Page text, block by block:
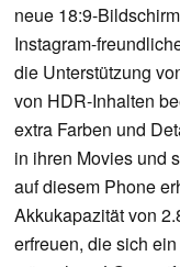
neue 18:9-
Instagram-
die Unterstützung
von HDR-Inhalten
extra Farben und
in ihren Movies und
auf diesem Phone
Akkukapazität von
erfreuen, die sich